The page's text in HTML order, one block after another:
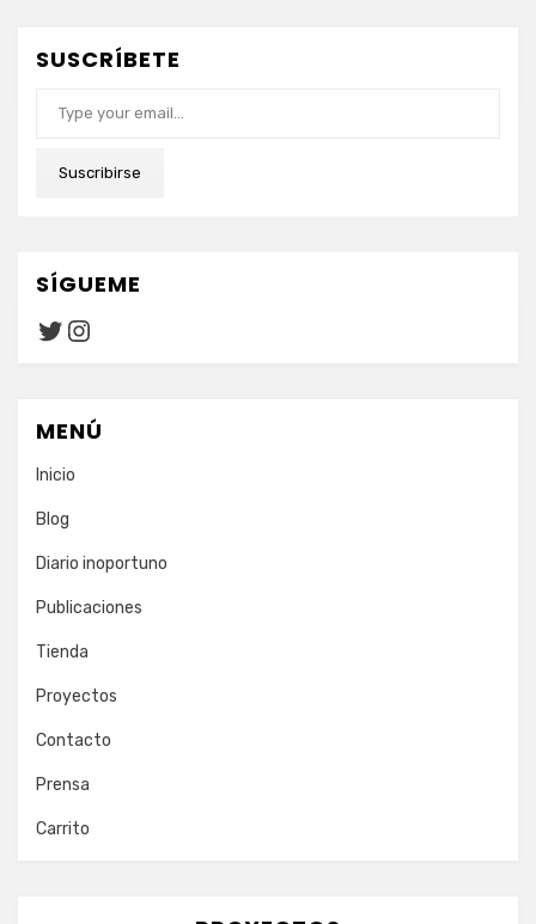
SUSCRÍBETE
Suscribirse
SÍGUEME
Twitter
Instagram
MENÚ
Inicio
Blog
Diario inoportuno
Publicaciones
Tienda
Proyectos
Contacto
Prensa
Carrito